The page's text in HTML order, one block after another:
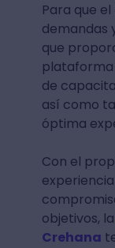
Para que
demandas
que
plataforma
de
así como
óptima
Con el
objetivos, la
Crehana